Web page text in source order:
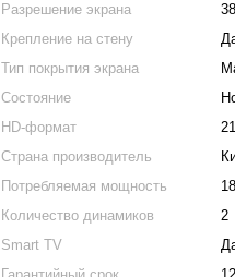
Разрешение экрана
Крепление на стену
Тип покрытия экрана
Состояние
HD-формат
Страна производитель
Потребляемая мощность
Количество динамиков
2
Smart TV